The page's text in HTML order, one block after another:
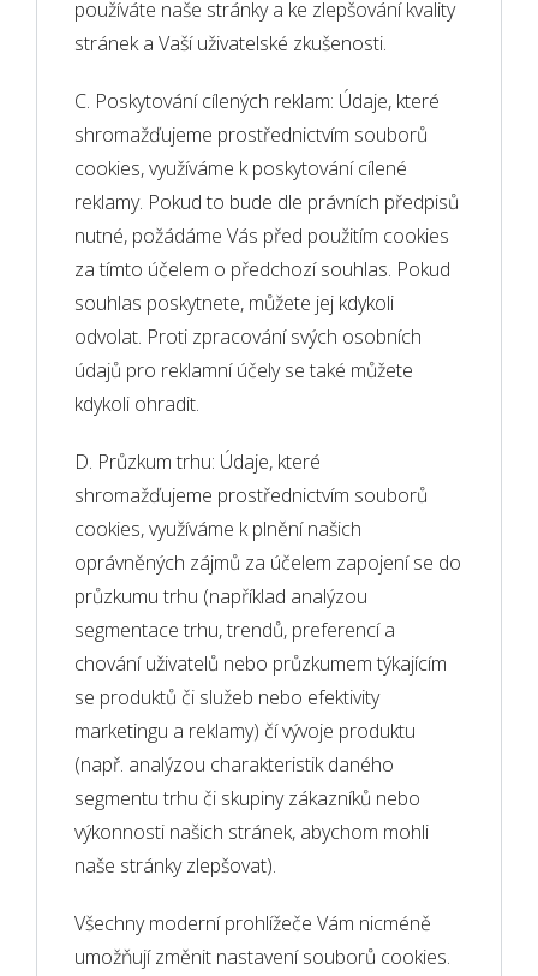
používáte naše stránky a ke zlepšování kvality
stránek a Vaší uživatelské zkušenosti.
C. Poskytování cílených reklam: Údaje, které
shromažďujeme prostřednictvím souborů
cookies, využíváme k poskytování cílené
reklamy. Pokud to bude dle právních předpisů
nutné, požádáme Vás před použitím cookies
za tímto účelem o předchozí souhlas. Pokud
souhlas poskytnete, můžete jej kdykoli
odvolat. Proti zpracování svých osobních
údajů pro reklamní účely se také můžete
kdykoli ohradit.
D. Průzkum trhu: Údaje, které
shromažďujeme prostřednictvím souborů
cookies, využíváme k plnění našich
oprávněných zájmů za účelem zapojení se do
průzkumu trhu (například analýzou
segmentace trhu, trendů, preferencí a
chování uživatelů nebo průzkumem týkajícím
se produktů či služeb nebo efektivity
marketingu a reklamy) čí vývoje produktu
(např. analýzou charakteristik daného
segmentu trhu či skupiny zákazníků nebo
výkonnosti našich stránek, abychom mohli
naše stránky zlepšovat).
Všechny moderní prohlížeče Vám nicméně
umožňují změnit nastavení souborů cookies.